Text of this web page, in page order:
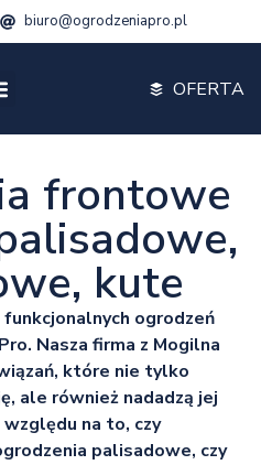
biuro@ogrodzeniapro.pl
OFERTA
frontowe
kute
ogrodzeń
Nasza firma z Mogilna
które nie tylko
ale również nadadzą jej
na to, czy
palisadowe, czy